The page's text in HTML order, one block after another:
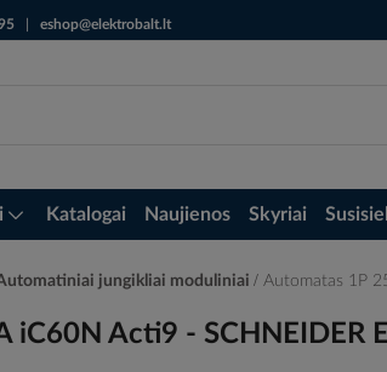
eshop@elektrobalt.lt
Katalogai Naujienos Skyriai
jungikliai moduliniai Automatas 1P
Acti9 - SCHNEIDER